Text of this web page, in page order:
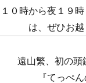
０時から夜１９
は、ぜひお越
遠山繁、初の頭
『てっぺ